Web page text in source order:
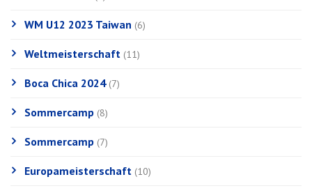
WM U12 2023 Taiwan (6)
Weltmeisterschaft (11)
Boca Chica 2024(7)
Sommercamp (8)
Sommercamp (7)
Europameisterschaft (10)